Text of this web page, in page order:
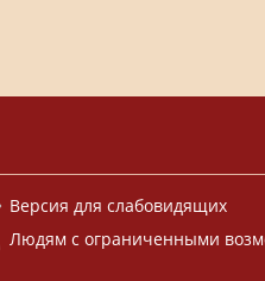
Версия для слабовидящих
Людям с ограниченными